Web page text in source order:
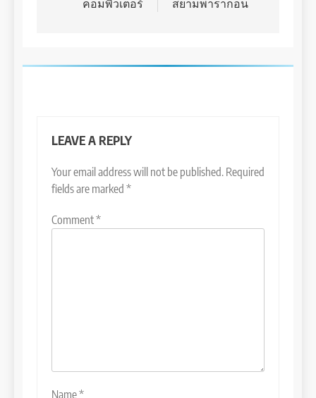
คอมพิวเตอร์
สยามพารากอน
LEAVE A REPLY
Your email address will not be published. Required
fields are marked *
Comment*
Name*